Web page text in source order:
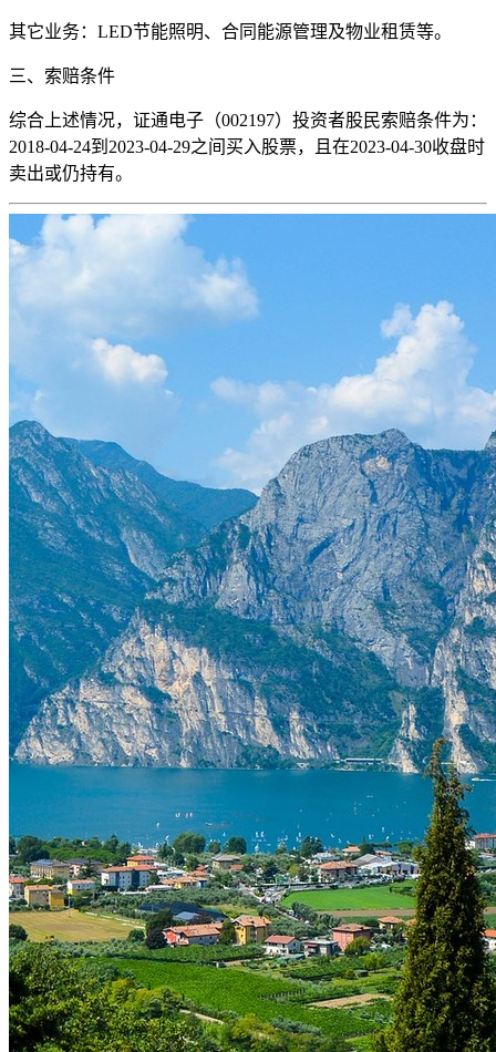
其它业务：LED节能照明、合同能源管理及物业租赁等。
三、索赔条件
综合上述情况，证通电子（002197）投资者股民索赔条件为：
2018-04-24到2023-04-29之间买入股票，且在2023-04-30收盘时
卖出或仍持有。